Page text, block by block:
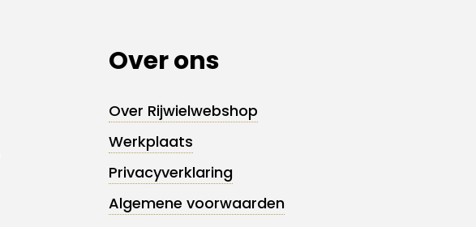
Over ons
Over Rijwielwebshop
Werkplaats
Privacyverklaring
Algemene voorwaarden